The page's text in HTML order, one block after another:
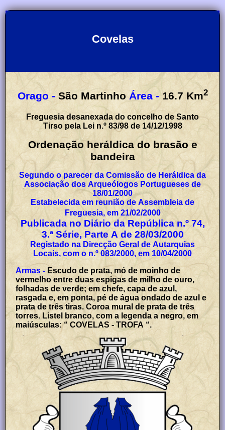
Covelas
Orago - São Martinho Área - 16.7 Km2
Freguesia desanexada do concelho de Santo
Tirso pela Lei n.º 83/98 de 14/12/1998
Ordenação heráldica do brasão e
bandeira
Segundo o parecer da Comissão de Heráldica da
Associação dos Arqueólogos Portugueses de
18/01/2000
Estabelecida em reunião de Assembleia de
Freguesia, em 21/02/2000
Publicada no Diário da República n.º 74,
3.ª Série, Parte A de 28/03/2000
Registado na Direcção Geral de Autarquias
Locais, com o n.º 083/2000, em 10/04/2000
Armas - Escudo de prata, mó de moinho de
vermelho entre duas espigas de milho de ouro,
folhadas de verde; em chefe, capa de azul,
rasgada e, em ponta, pé de água ondado de azul e
prata de três tiras. Coroa mural de prata de três
torres. Listel branco, com a legenda a negro, em
maiúsculas: “ COVELAS - TROFA “.